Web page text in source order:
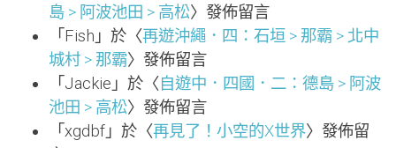
島 > 阿波池田 > 高松〉發佈留言
「Fish 」於〈再遊沖繩．四：石垣 > 那霸 > 北中
城村 > 那霸〉發佈留言
「Jackie 」於〈自遊中．四國．二：德島 > 阿波
池田 > 高松〉發佈留言
「xgdbf 」於〈再見了！小空的X世界〉發佈留